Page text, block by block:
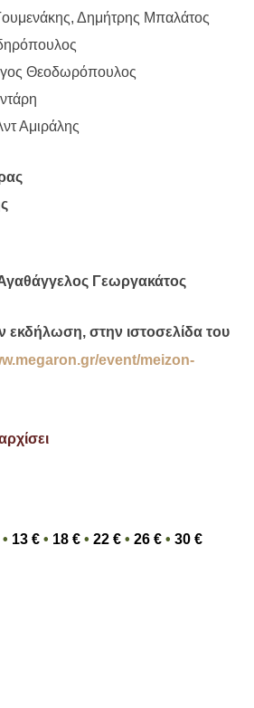
Δημήτρης Μπαλάτος
Θεοδωρόπουλος
Αμιράλης
Γεωργακάτος
εκδήλωση, στην ιστοσελίδα του
event/meizon-
• 13 € • 18 € • 22 € • 26 € • 30 €